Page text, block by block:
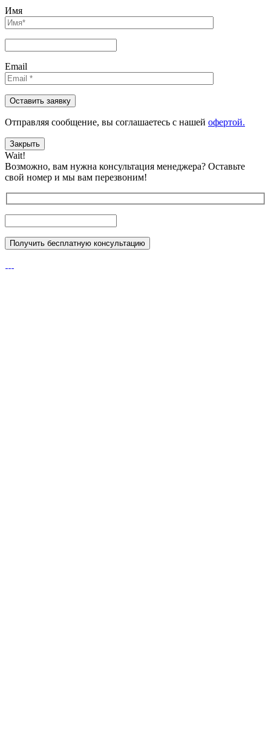
Имя
Email
Отправляя сообщениe, вы соглашаетесь с нашей офертой.
Закрыть
Wait!
Возможно, вам нужна консультация менеджера? Оставьте
свой номер и мы вам перезвоним!